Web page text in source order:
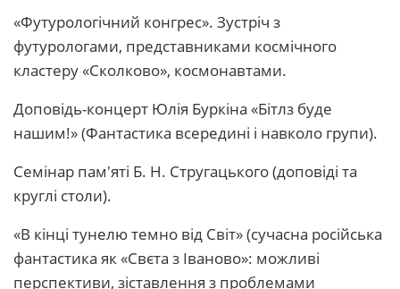
«Футурологічний конгрес». Зустріч з
футурологами, представниками космічного
кластеру «Сколково», космонавтами.
Доповідь-концерт Юлія Буркіна «Бітлз буде
нашим!» (Фантастика всередині і навколо групи).
Семінар пам'яті Б. Н. Стругацького (доповіді та
круглі столи).
«В кінці тунелю темно від Світ» (сучасна російська
фантастика як «Свєта з Іваново»: можливі
перспективи, зіставлення з проблемами